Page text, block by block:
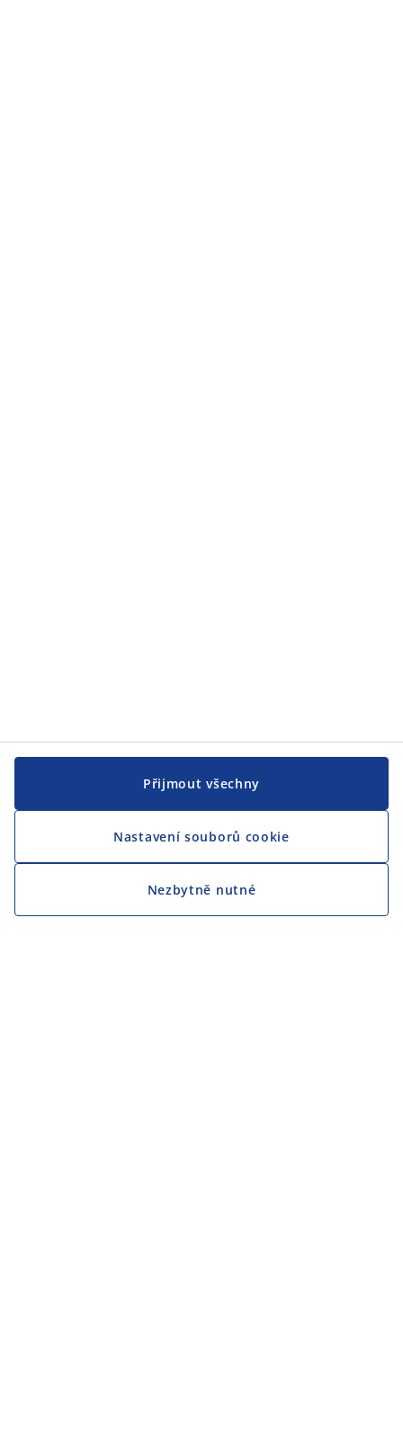
Přijmout všechny
Nastavení souborů cookie
Nezbytně nutné